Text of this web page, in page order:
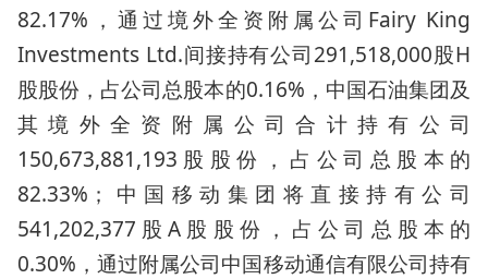
82.17%，通过境外全资附属公司Fairy King
Investments Ltd.间接持有公司291,518,000股H
股股份，占公司总股本的0.16%，中国石油集团及
其境外全资附属公司合计持有公司
150,673,881,193股股份，占公司总股本的
82.33%；中国移动集团将直接持有公司
541,202,377股A股股份，占公司总股本的
0.30%，通过附属公司中国移动通信有限公司持有